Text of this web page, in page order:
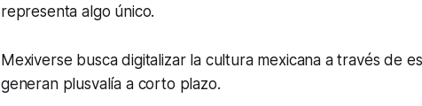
representa algo único.
Mexiverse busca digitalizar la cultura mexicana a través de
generan plusvalía a corto plazo.